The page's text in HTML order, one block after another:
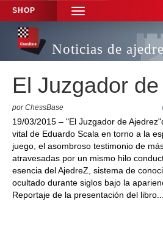
SHOP
TOGGLE
NAVIGATION
Noticias de
El Juzgador
por ChessBase
19/03/2015 – "El Juzgador de
vital de Eduardo Scala en torno a la
juego, el asombroso testimonio de
atravesadas por un mismo hilo
esencia del AjedreZ, sistema de
ocultado durante siglos bajo la
Reportaje de la presentación del libro....